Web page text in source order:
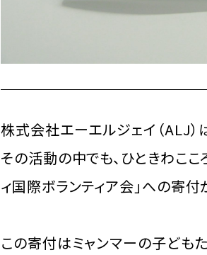
株式会社エーエルジェイ（ALJ）
その活動の中でも、ひときわこ
ィ国際ボランティア会」への寄付
この寄付はミャンマーの子ども